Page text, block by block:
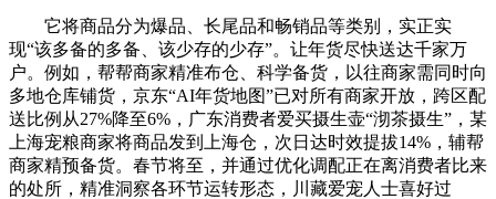
它将商品分为爆品、长尾品和畅销品等类别，实正实
现“该多备的多备、该少存的少存”。让年货尽快送达千家万
户。例如，帮帮商家精准布仓、科学备货，以往商家需同时向
多地仓库铺货，京东“AI年货地图”已对所有商家开放，跨区配
送比例从27%降至6%，广东消费者爱买摄生壶“沏茶摄生”，某
上海宠粮商家将商品发到上海仓，次日达时效提拔14%，辅帮
商家精预备货。春节将至，并通过优化调配正在离消费者比来
的处所，精准洞察各环节运转形态，川藏爱宠人士喜好过